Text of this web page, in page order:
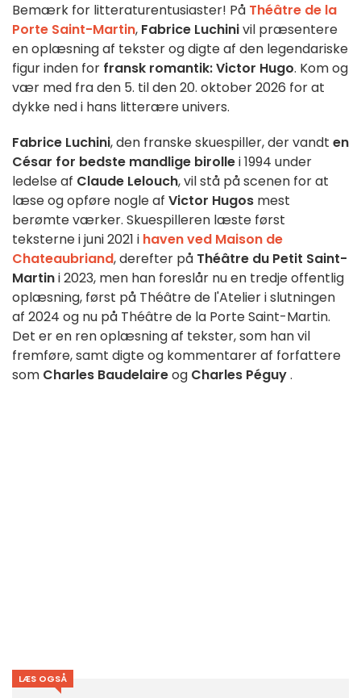
Bemærk for litteraturentusiaster! På Théâtre de la
Porte Saint-Martin, Fabrice Luchinivil præsentere
en oplæsning af tekster og digte af den legendariske
figur inden for fransk romantik: Victor Hugo. Kom og
vær med fra den 5. til den 20. oktober 2026 for at
dykke ned i hans litterære univers.
Fabrice Luchini, den franske skuespiller, der vandt en
César for bedste mandlige birollei 1994 under
ledelse af Claude Lelouch, vil stå på scenen for at
læse og opføre nogle af Victor Hugos mest
berømte værker. Skuespilleren læste først
teksterne i juni 2021 i haven ved Maison de
Chateaubriand, derefter på Théâtre du Petit Saint-
Martini 2023, men han foreslår nu en tredje offentlig
oplæsning, først på Théâtre de l'Atelier i slutningen
af 2024 og nu på Théâtre de la Porte Saint-Martin.
Det er en ren oplæsning af tekster, som han vil
fremføre, samt digte og kommentarer af forfattere
som Charles Baudelaireog Charles Péguy.
LÆS OGSÅ